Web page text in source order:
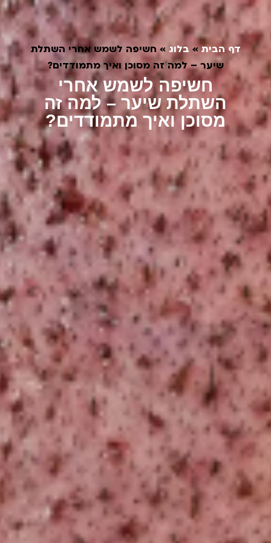
דף הבית»בלוג»חשיפה לשמש אחרי השתלת
שיער – למה זה מסוכן ואיך מתמודדים?
חשיפה לשמש אחרי
השתלת שיער – למה זה
מסוכן ואיך מתמודדים?